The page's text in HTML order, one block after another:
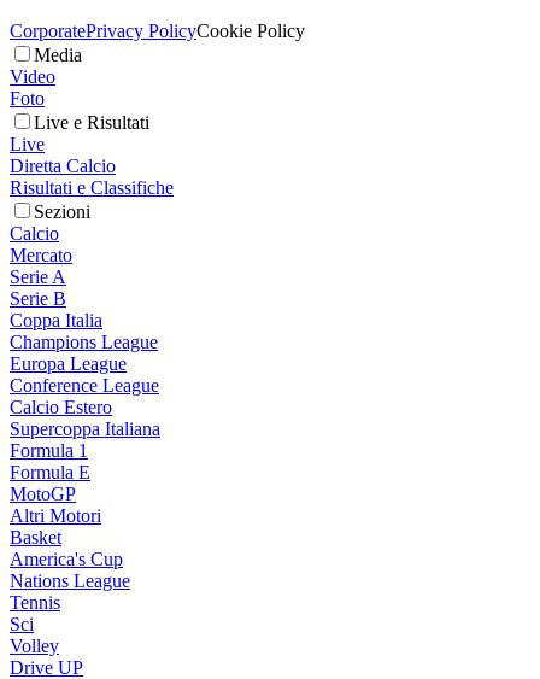
CorporatePrivacy PolicyCookie Policy
Media
Video
Foto
Live e Risultati
Live
Diretta Calcio
Risultati e Classifiche
Sezioni
Calcio
Mercato
Serie A
Serie B
Coppa Italia
Champions League
Europa League
Conference League
Calcio Estero
Supercoppa Italiana
Formula 1
Formula E
MotoGP
Altri Motori
Basket
America's Cup
Nations League
Tennis
Sci
Volley
Drive UP